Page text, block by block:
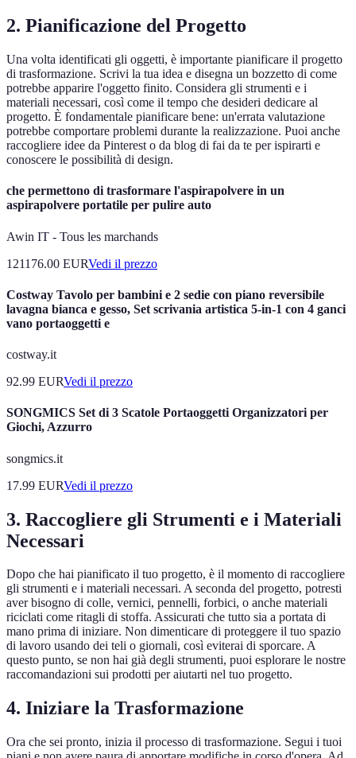
2. Pianificazione del Progetto
Una volta identificati gli oggetti, è importante pianificare il progetto
di trasformazione. Scrivi la tua idea e disegna un bozzetto di come
potrebbe apparire l'oggetto finito. Considera gli strumenti e i
materiali necessari, così come il tempo che desideri dedicare al
progetto. È fondamentale pianificare bene: un'errata valutazione
potrebbe comportare problemi durante la realizzazione. Puoi anche
raccogliere idee da Pinterest o da blog di fai da te per ispirarti e
conoscere le possibilità di design.
che permettono di trasformare l'aspirapolvere in un
aspirapolvere portatile per pulire auto
Awin IT - Tous les marchands
121176.00 EURVedi il prezzo
Costway Tavolo per bambini e 2 sedie con piano reversibile
lavagna bianca e gesso, Set scrivania artistica 5-in-1 con 4 ganci
vano portaoggetti e
costway.it
92.99 EURVedi il prezzo
SONGMICS Set di 3 Scatole Portaoggetti Organizzatori per
Giochi, Azzurro
songmics.it
17.99 EURVedi il prezzo
3. Raccogliere gli Strumenti e i Materiali
Necessari
Dopo che hai pianificato il tuo progetto, è il momento di raccogliere
gli strumenti e i materiali necessari. A seconda del progetto, potresti
aver bisogno di colle, vernici, pennelli, forbici, o anche materiali
riciclati come ritagli di stoffa. Assicurati che tutto sia a portata di
mano prima di iniziare. Non dimenticare di proteggere il tuo spazio
di lavoro usando dei teli o giornali, così eviterai di sporcare. A
questo punto, se non hai già degli strumenti, puoi esplorare le nostre
raccomandazioni sui prodotti per aiutarti nel tuo progetto.
4. Iniziare la Trasformazione
Ora che sei pronto, inizia il processo di trasformazione. Segui i tuoi